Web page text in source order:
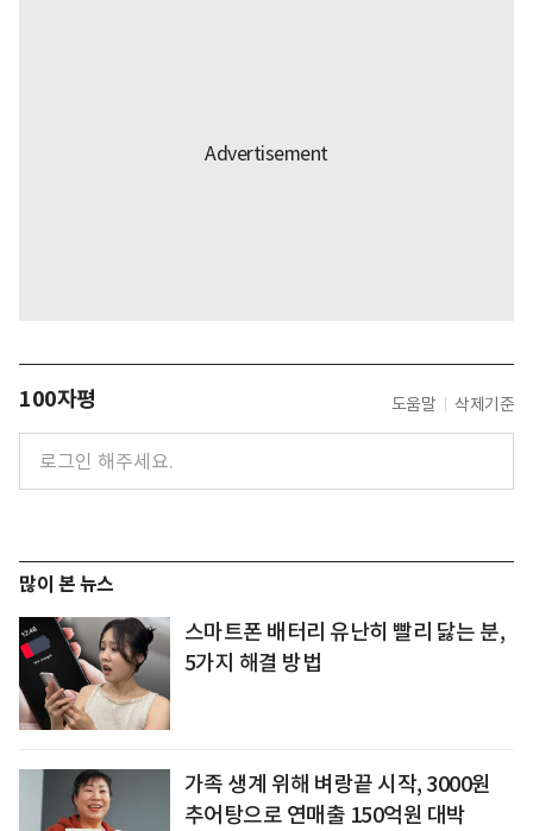
100자평 도움말 삭제기준
많이 본 뉴스
스마트폰 배터리 유난히 빨리 닳는 분,
5가지 해결 방법
가족 생계 위해 벼랑끝 시작, 3000원
추어탕으로 연매출 150억원 대박